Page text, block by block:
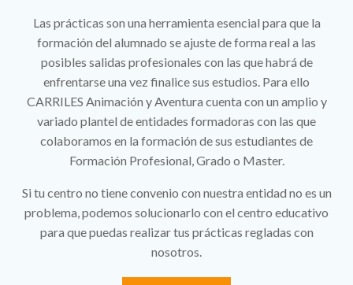
Las prácticas son una herramienta esencial para que la
formación del alumnado se ajuste de forma real a las
posibles salidas profesionales con las que habrá de
enfrentarse una vez finalice sus estudios. Para ello
CARRILES Animación y Aventura cuenta con un amplio y
variado plantel de entidades formadoras con las que
colaboramos en la formación de sus estudiantes de
Formación Profesional, Grado o Master.
Si tu centro no tiene convenio con nuestra entidad no es un
problema, podemos solucionarlo con el centro educativo
para que puedas realizar tus prácticas regladas con
nosotros.